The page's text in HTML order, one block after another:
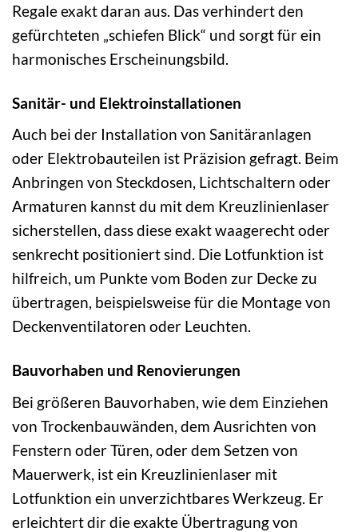
Regale exakt daran aus. Das verhindert den
gefürchteten „schiefen Blick“ und sorgt für ein
harmonisches Erscheinungsbild.
Sanitär- und Elektroinstallationen
Auch bei der Installation von Sanitäranlagen
oder Elektrobauteilen ist Präzision gefragt. Beim
Anbringen von Steckdosen, Lichtschaltern oder
Armaturen kannst du mit dem Kreuzlinienlaser
sicherstellen, dass diese exakt waagerecht oder
senkrecht positioniert sind. Die Lotfunktion ist
hilfreich, um Punkte vom Boden zur Decke zu
übertragen, beispielsweise für die Montage von
Deckenventilatoren oder Leuchten.
Bauvorhaben und Renovierungen
Bei größeren Bauvorhaben, wie dem Einziehen
von Trockenbauwänden, dem Ausrichten von
Fenstern oder Türen, oder dem Setzen von
Mauerwerk, ist ein Kreuzlinienlaser mit
Lotfunktion ein unverzichtbares Werkzeug. Er
erleichtert dir die exakte Übertragung von